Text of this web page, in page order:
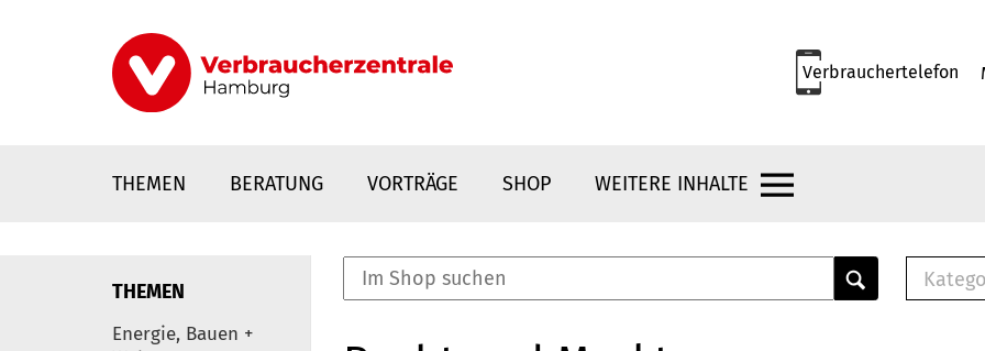
Verbrauchertelefon
THEMEN BERATUNG VORTRÄGE SHOP WEITERE INHALTE
THEMEN
Energie, Bauen +